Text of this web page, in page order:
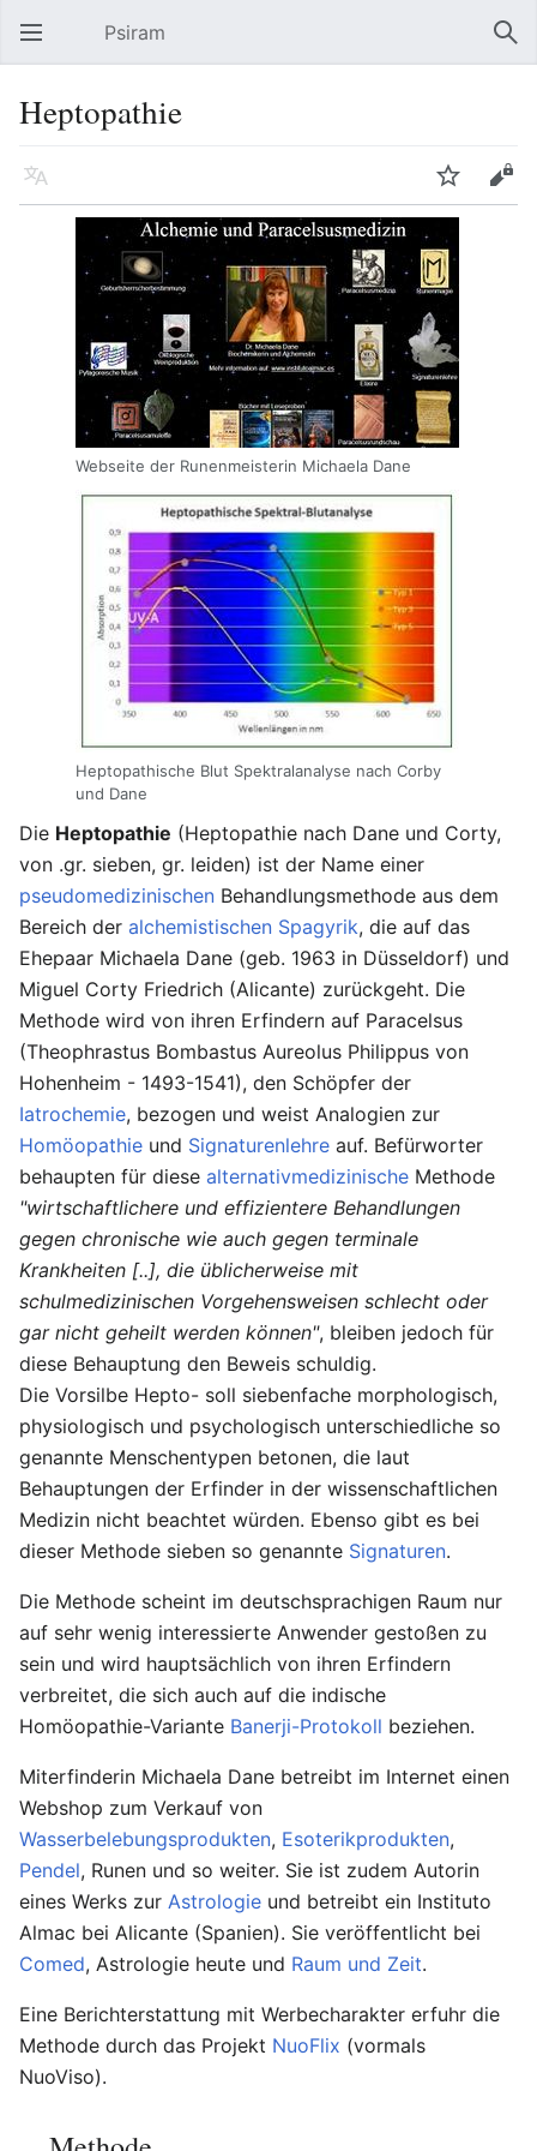
Hauptmenü öffnen Psiram
Heptopathie
Sprache Beobachten Bearbeiten
Webseite der Runenmeisterin Michaela Dane
Heptopathische Blut Spektralanalyse nach Corby
und Dane
Die Heptopathie (Heptopathie nach Dane und Corty,
von .gr. sieben, gr. leiden) ist der Name einer
pseudomedizinischen Behandlungsmethode aus dem
Bereich der alchemistischen Spagyrik, die auf das
Ehepaar Michaela Dane (geb. 1963 in Düsseldorf) und
Miguel Corty Friedrich (Alicante) zurückgeht. Die
Methode wird von ihren Erfindern auf Paracelsus
(Theophrastus Bombastus Aureolus Philippus von
Hohenheim - 1493-1541), den Schöpfer der
Iatrochemie, bezogen und weist Analogien zur
Homöopathie und Signaturenlehre auf. Befürworter
behaupten für diese alternativmedizinische Methode
"wirtschaftlichere und effizientere Behandlungen
gegen chronische wie auch gegen terminale
Krankheiten [..], die üblicherweise mit
schulmedizinischen Vorgehensweisen schlecht oder
gar nicht geheilt werden können", bleiben jedoch für
diese Behauptung den Beweis schuldig.
Die Vorsilbe Hepto- soll siebenfache morphologisch,
physiologisch und psychologisch unterschiedliche so
genannte Menschentypen betonen, die laut
Behauptungen der Erfinder in der wissenschaftlichen
Medizin nicht beachtet würden. Ebenso gibt es bei
dieser Methode sieben so genannte Signaturen.
Die Methode scheint im deutschsprachigen Raum nur
auf sehr wenig interessierte Anwender gestoßen zu
sein und wird hauptsächlich von ihren Erfindern
verbreitet, die sich auch auf die indische
Homöopathie-Variante Banerji-Protokoll beziehen.
Miterfinderin Michaela Dane betreibt im Internet einen
Webshop zum Verkauf von
Wasserbelebungsprodukten, Esoterikprodukten,
Pendel, Runen und so weiter. Sie ist zudem Autorin
eines Werks zur Astrologie und betreibt ein Instituto
Almac bei Alicante (Spanien). Sie veröffentlicht bei
Comed, Astrologie heute und Raum und Zeit.
Eine Berichterstattung mit Werbecharakter erfuhr die
Methode durch das Projekt NuoFlix (vormals
NuoViso).